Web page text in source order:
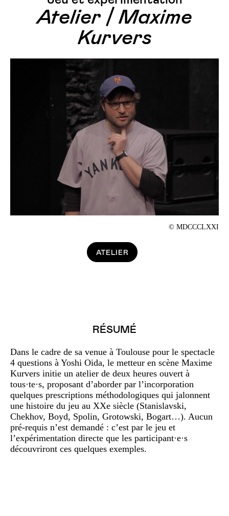
Atelier / Maxime
Kurvers
© MDCCCLXXI
ATELIER
RÉSUMÉ
Dans le cadre de sa venue à Toulouse pour le spectacle
4 questions à Yoshi Oida, le metteur en scène Maxime
Kurvers initie un atelier de deux heures ouvert à
tous·te·s, proposant d’aborder par l’incorporation
quelques prescriptions méthodologiques qui jalonnent
une histoire du jeu au XXe siècle (Stanislavski,
Chekhov, Boyd, Spolin, Grotowski, Bogart…). Aucun
pré-requis n’est demandé : c’est par le jeu et
l’expérimentation directe que les participant·e·s
découvriront ces quelques exemples.